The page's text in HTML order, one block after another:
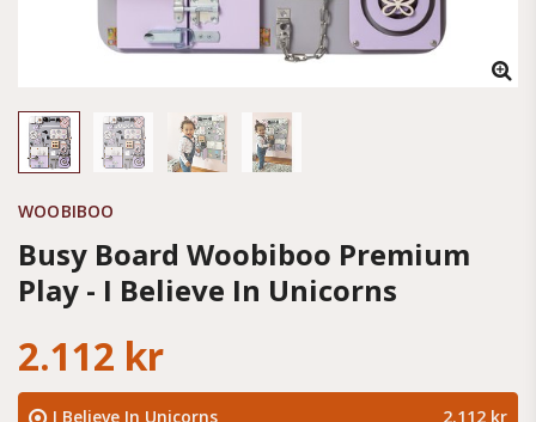
WOOBIBOO
Busy Board Woobiboo Premium
Play - I Believe In Unicorns
2.112 kr
I Believe In Unicorns 2.112 kr